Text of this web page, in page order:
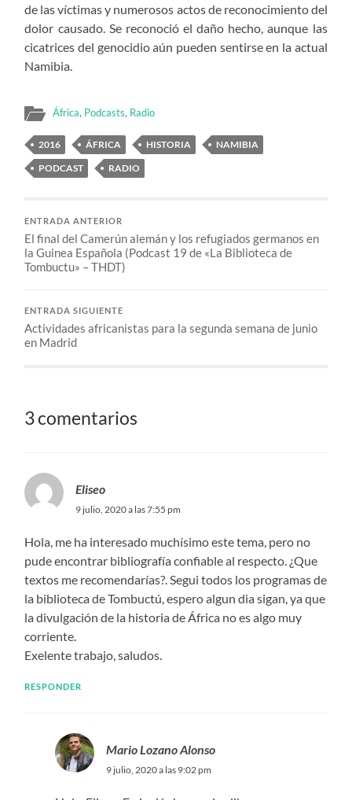
de las víctimas y numerosos actos de reconocimiento del
dolor causado. Se reconoció el daño hecho, aunque las
cicatrices del genocidio aún pueden sentirse en la actual
Namibia.
África, Podcasts, Radio
2016 ÁFRICA HISTORIA
NAMIBIA
PODCAST
RADIO
ENTRADA ANTERIOR
El final del Camerún alemán y los refugiados germanos en
la Guinea Española (Podcast 19 de «La Biblioteca de
Tombuctu» – THDT)
ENTRADA SIGUIENTE
Actividades africanistas para la segunda semana de junio
en Madrid
3 comentarios
Eliseo
9 julio, 2020 a las 7:55 pm
Hola, me ha interesado muchísimo este tema, pero no
pude encontrar bibliografía confiable al respecto. ¿Que
textos me recomendarías?. Segui todos los programas de
la biblioteca de Tombuctú, espero algun dia sigan, ya que
la divulgación de la historia de África no es algo muy
corriente.
Exelente trabajo, saludos.
RESPONDER
Mario Lozano Alonso
9 julio, 2020 a las 9:02 pm